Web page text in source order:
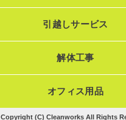
引越しサービス
解体工事
オフィス用品
Copyright (C) Cleanworks All Rights